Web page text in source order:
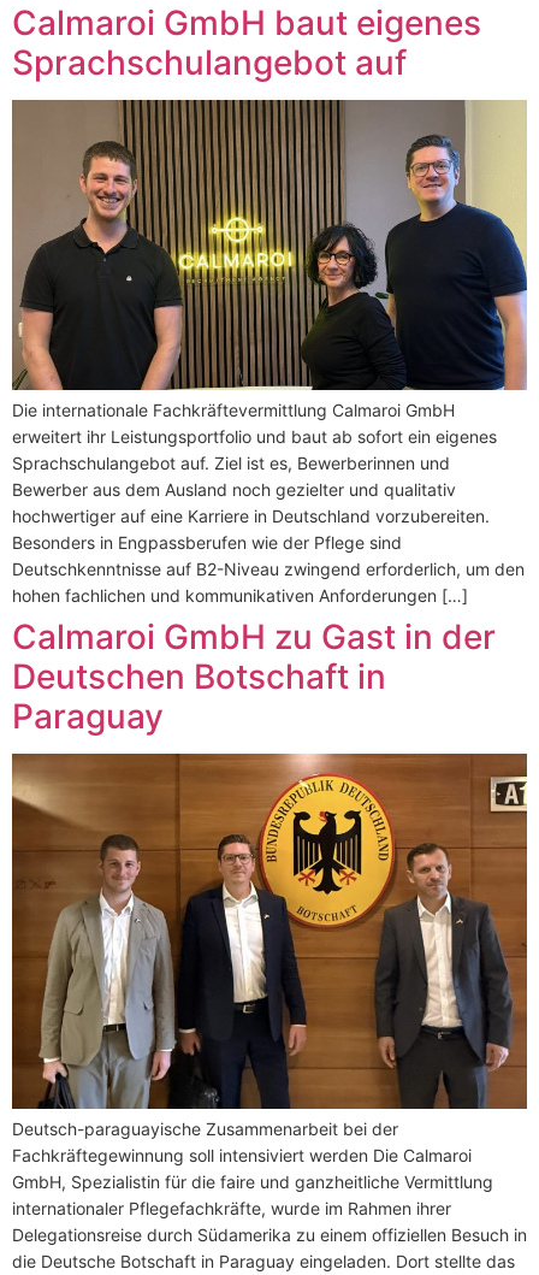
Calmaroi GmbH baut eigenes
Sprachschulangebot auf
Die internationale Fachkräftevermittlung Calmaroi GmbH
erweitert ihr Leistungsportfolio und baut ab sofort ein eigenes
Sprachschulangebot auf. Ziel ist es, Bewerberinnen und
Bewerber aus dem Ausland noch gezielter und qualitativ
hochwertiger auf eine Karriere in Deutschland vorzubereiten.
Besonders in Engpassberufen wie der Pflege sind
Deutschkenntnisse auf B2-Niveau zwingend erforderlich, um den
hohen fachlichen und kommunikativen Anforderungen […]
Calmaroi GmbH zu Gast in der
Deutschen Botschaft in
Paraguay
Deutsch-paraguayische Zusammenarbeit bei der
Fachkräftegewinnung soll intensiviert werden Die Calmaroi
GmbH, Spezialistin für die faire und ganzheitliche Vermittlung
internationaler Pflegefachkräfte, wurde im Rahmen ihrer
Delegationsreise durch Südamerika zu einem offiziellen Besuch in
die Deutsche Botschaft in Paraguay eingeladen. Dort stellte das